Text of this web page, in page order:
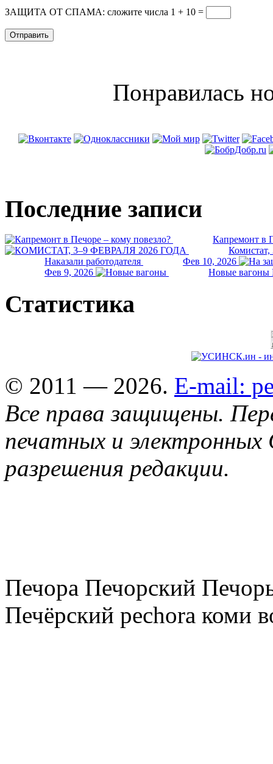
ЗАЩИТА ОТ СПАМА: сложите числа 1 + 10 =
Понравилась
Последние записи
Капремонт в
Комистат,
Наказали работодателя
Фев 10, 2026
Фев 9, 2026
Новые вагоны
Статистика
© 2011 — 2026. E-mail:
Все права защищены.
печатных и
разрешения редакции.
Печора Печорский
Печёрский pechora коми